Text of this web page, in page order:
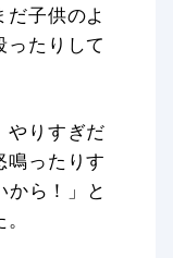
子供のよ
ったりして
やりすぎだ
鳴ったりす
から！」と